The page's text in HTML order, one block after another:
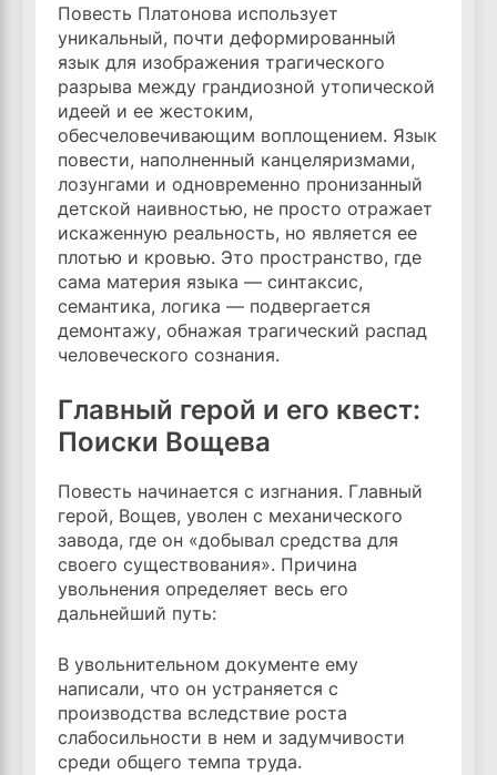
Повесть Платонова использует
уникальный, почти деформированный
язык для изображения трагического
разрыва между грандиозной утопической
идеей и ее жестоким,
обесчеловечивающим воплощением. Язык
повести, наполненный канцеляризмами,
лозунгами и одновременно пронизанный
детской наивностью, не просто отражает
искаженную реальность, но является ее
плотью и кровью. Это пространство, где
сама материя языка — синтаксис,
семантика, логика — подвергается
демонтажу, обнажая трагический распад
человеческого сознания.
Главный герой и его квест:
Поиски Вощева
Повесть начинается с изгнания. Главный
герой, Вощев, уволен с механического
завода, где он «добывал средства для
своего существования». Причина
увольнения определяет весь его
дальнейший путь:
В увольнительном документе ему
написали, что он устраняется с
производства вследствие роста
слабосильности в нем и задумчивости
среди общего темпа труда.